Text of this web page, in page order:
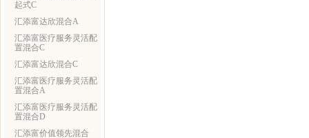
起式C
汇添富达欣混合A
汇添富医疗服务灵活配
置混合C
汇添富达欣混合C
汇添富医疗服务灵活配
置混合A
汇添富医疗服务灵活配
置混合D
汇添富价值领先混合